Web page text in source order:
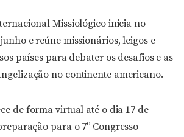
Missiológico inicia no
e reúne missionários, leigos e
países para debater os desafios e as
no continente americano.
de forma virtual até o dia 17 de
para o 7º Congresso